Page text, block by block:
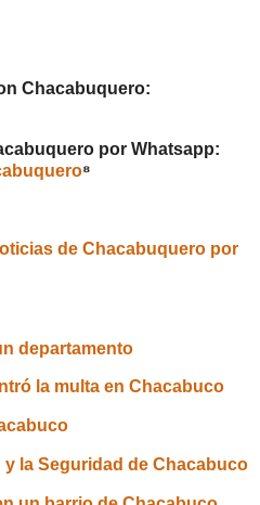
Chacabuquero:
por Whatsapp:
⁸
de Chacabuquero por
departamento
la multa en Chacabuco
la Seguridad de Chacabuco